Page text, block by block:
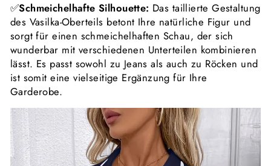
✅Schmeichelhafte Silhouette: Das taillierteGestaltung
des Vasilka-Oberteils betont Ihre natürliche Figur und
sorgt für einen schmeichelhaften Schau, der sich
wunderbar mit verschiedenen Unterteilen kombinieren
lässt. Es passt sowohl zu Jeans als auch zu Röcken und
ist somit eine vielseitige Ergänzung für Ihre
Garderobe.